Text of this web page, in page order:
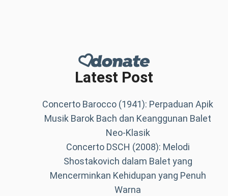
Latest Post
Concerto Barocco (1941): Perpaduan Apik
Musik Barok Bach dan Keanggunan Balet
Neo-Klasik
Concerto DSCH (2008): Melodi
Shostakovich dalam Balet yang
Mencerminkan Kehidupan yang Penuh
Warna